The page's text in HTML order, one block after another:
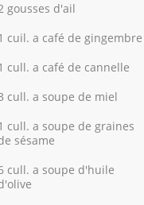
Juive
Libanaise
de cuisine
gousses d'ail
cuil. a café de gingembre
cull. a café de cannelle
cull. a soupe de miel
cull. a soupe de graines
sésame
cull. a soupe d'huile